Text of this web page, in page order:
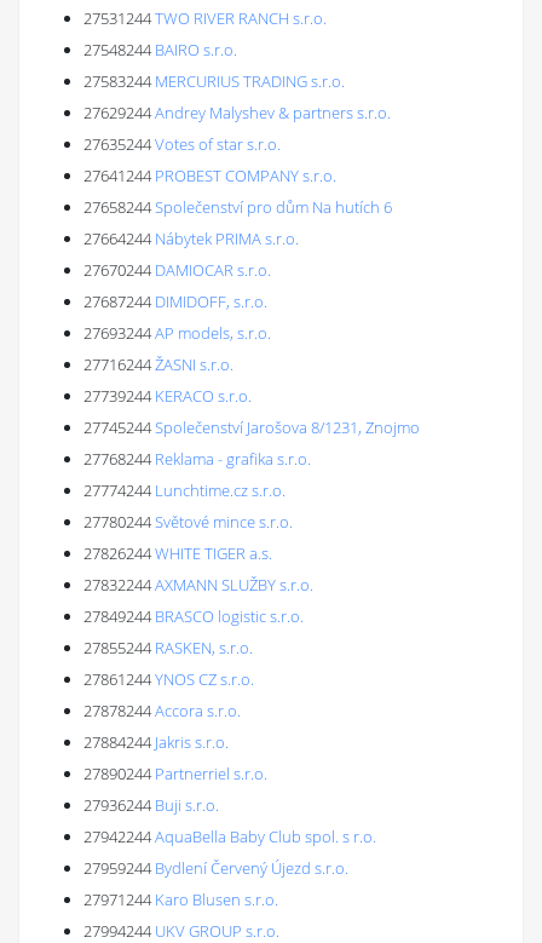
27531244TWO RIVER RANCH s.r.o.
27548244 BAIRO s.r.o.
27583244 MERCURIUS TRADING s.r.o.
27629244Andrey Malyshev & partners s.r.o.
27635244Votes of star s.r.o.
27641244 PROBEST COMPANY s.r.o.
27658244Společenství pro dům Na hutích 6
27664244 Nábytek PRIMA s.r.o.
27670244 DAMIOCAR s.r.o.
27687244 DIMIDOFF, s.r.o.
27693244AP models, s.r.o.
27716244ŽASNI s.r.o.
27739244 KERACO s.r.o.
27745244Společenství Jarošova 8/1231, Znojmo
27768244 Reklama - grafika s.r.o.
27774244 Lunchtime.cz s.r.o.
27780244Světové mince s.r.o.
27826244WHITE TIGER a.s.
27832244AXMANN SLUŽBY s.r.o.
27849244 BRASCO logistic s.r.o.
27855244 RASKEN, s.r.o.
27861244YNOS CZ s.r.o.
27878244Accora s.r.o.
27884244 Jakris s.r.o.
27890244 Partnerriel s.r.o.
27936244 Buji s.r.o.
27942244AquaBella Baby Club spol. s r.o.
27959244 Bydlení Červený Újezd s.r.o.
27971244 Karo Blusen s.r.o.
27994244 UKV GROUP s.r.o.